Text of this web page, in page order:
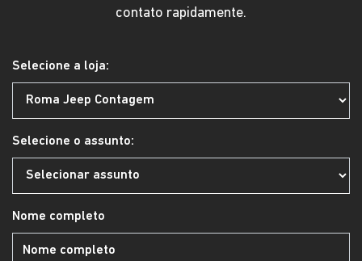
contato rapidamente.
Selecione a loja:
Selecione o assunto:
Nome completo